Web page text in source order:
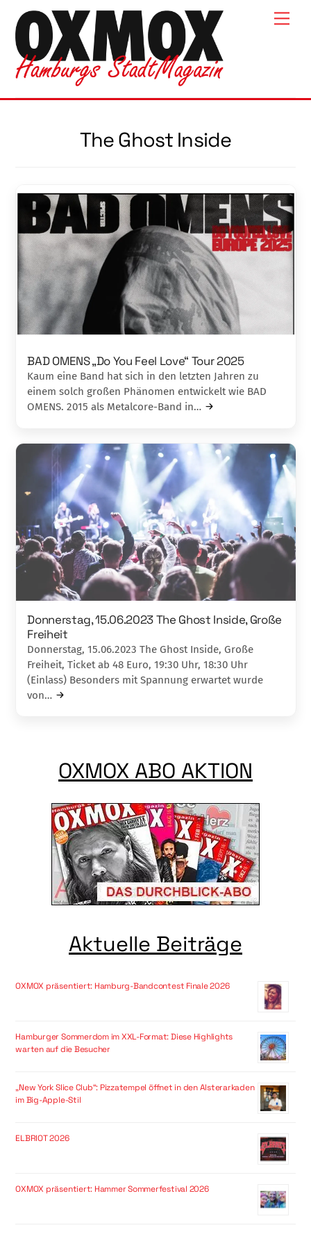
content
The Ghost Inside
BAD OMENS „Do You Feel Love“ Tour 2025
Kaum eine Band hat sich in den letzten Jahren zu
einem solch großen Phänomen entwickelt wie BAD
OMENS. 2015 als Metalcore-Band in…
Donnerstag, 15.06.2023 The Ghost Inside, Große
Freiheit
Donnerstag, 15.06.2023 The Ghost Inside, Große
Freiheit, Ticket ab 48 Euro, 19:30 Uhr, 18:30 Uhr
(Einlass) Besonders mit Spannung erwartet wurde
von…
OXMOX ABO AKTION
Aktuelle Beiträge
OXMOX präsentiert: Hamburg-Bandcontest Finale 2026
Hamburger Sommerdom im XXL-Format: Diese Highlights
warten auf die Besucher
„New York Slice Club“: Pizzatempel öffnet in den Alsterarkaden
im Big-Apple-Stil
ELBRIOT 2026
OXMOX präsentiert: Hammer Sommerfestival 2026